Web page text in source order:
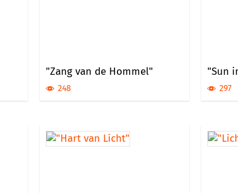
"Zang van de Hommel"
248
"Sun
297